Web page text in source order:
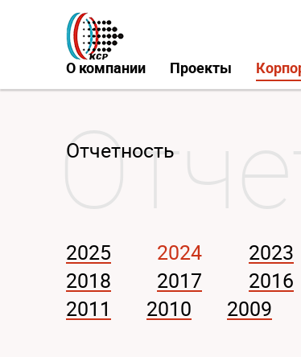
О компании Проекты
Отчетность
2025 2024 2023
2018
2017 2016
2011
2010 2009